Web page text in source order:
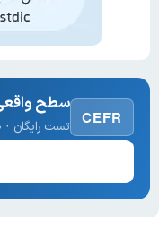
CEFR
سطح
تست رایگان · ۳۰ سوال · نتیجه فوری